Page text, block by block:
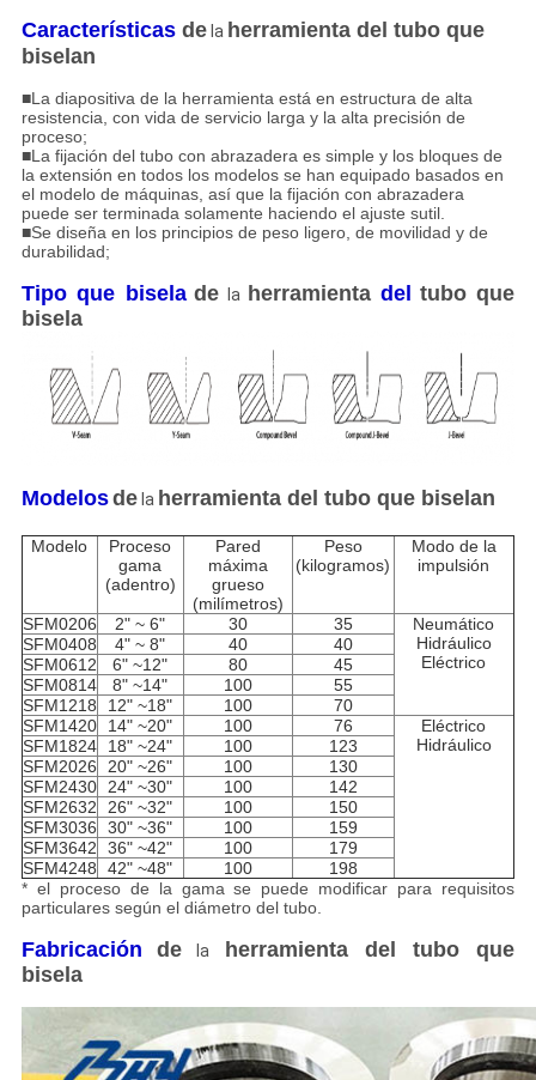
Característicasdela herramienta del tubo que
biselan
■La diapositiva de la herramienta está en estructura de alta
resistencia, con vida de servicio larga y la alta precisión de
proceso;
■La fijación del tubo con abrazadera es simple y los bloques de
la extensión en todos los modelos se han equipado basados en
el modelo de máquinas, así que la fijación con abrazadera
puede ser terminada solamente haciendo el ajuste sutil.
■Se diseña en los principios de peso ligero, de movilidad y de
durabilidad;
Tipo que bisela de la herramientadel tubo que
bisela
Modelosdela herramienta del tubo que biselan
Modelo
Proceso
gama
(adentro)
Pared
máxima
grueso
(milímetros)
Peso
(kilogramos)
Modo de la
impulsión
SFM0206 2" ~ 6" 30 35
Neumático
Hidráulico
Eléctrico
SFM0408 4" ~ 8" 40
40
SFM0612
6" ~12" 80
45
SFM0814
8" ~14" 100
55
SFM1218
12" ~18" 100
70
SFM1420
14" ~20" 100 76
Eléctrico
Hidráulico
SFM1824 18" ~24" 100
123
SFM2026
20" ~26" 100
130
SFM2430 24" ~30" 100
142
SFM2632
26" ~32" 100
150
SFM3036
30" ~36" 100
159
SFM3642
36" ~42" 100
179
SFM4248
42" ~48" 100
198
* el proceso de la gama se puede modificar para requisitos
particulares según el diámetro del tubo.
Fabricación de la
herramienta del tubo que
bisela